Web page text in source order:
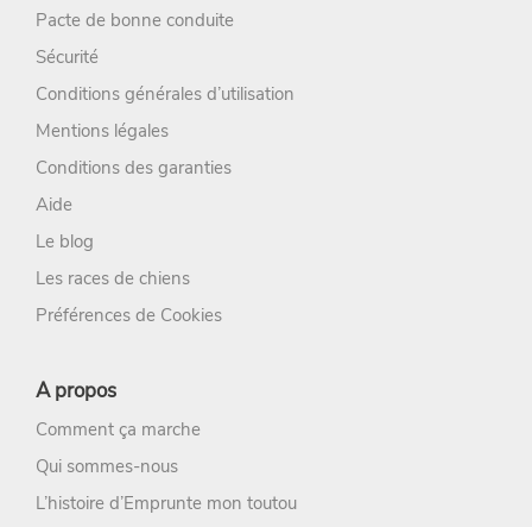
Pacte de bonne conduite
Sécurité
Conditions générales d’utilisation
Mentions légales
Conditions des garanties
Aide
Le blog
Les races de chiens
Préférences de Cookies
A propos
Comment ça marche
Qui sommes-nous
L’histoire d’Emprunte mon toutou